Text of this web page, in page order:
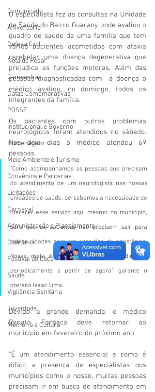
Comunicado
Aniversário
Defesa Civil
Nota de Pesar
Campanhas
Datas Comemorativas
POSSE
Institucional e Governo
Homenagem
Meio Ambiente e Turismo
Convênios e Parcerias
Licitações
Carnaval
Administração e Planejamento
Cidadania
Festival do Coco
Saúde
Vigilãncia Sanitária
Juventude
Memória e Cultura
O especialista fez as consultas na Unidade
de Saúde do Bairro Guarany, onde avaliou o
quadro de saúde de uma família que tem
vários pacientes acometidos com ataxia
cerebelar, uma doença degenerativa que
prejudica as funções motoras. Além das
pessoas diagnosticadas com  a doença o
médico avaliou, no domingo, todos os
integrantes da família.
Os pacientes com outros problemas
neurológicos foram atendidos no sábado.
Nos dois dias o médico atendeu 69
pessoas.
"Como acompanhamos as pessoas que precisam
do atendimento de um neurologista nas nossas
unidades de saúde, percebemos a necessidade de
oferecer esse serviço aqui mesmo no município,
para que os pacientes não precisem sair para
outras cidades para ter esse tipo de assistência.
Nossa meta é proporcionar esse atendimento
periodicamente a partir de agora", garante o
prefeito Isaac Lima.
Devido a grande demanda, o médico
Renato Fonseca deve retornar ao
município em fevereiro do próximo ano.
"É um atendimento essencial e como é
difícil a presença de especialistas nos
municípios como o nosso, muitas pessoas
precisam ir em busca de atendimento em